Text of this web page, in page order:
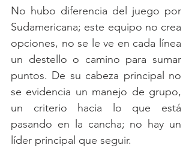
No hubo diferencia del juego por
Sudamericana; este equipo no crea
opciones, no se le ve en cada línea
un destello o camino para sumar
puntos. De su cabeza principal no
se evidencia un manejo de grupo,
un criterio hacia lo que está
pasando en la cancha; no hay un
líder principal que seguir.